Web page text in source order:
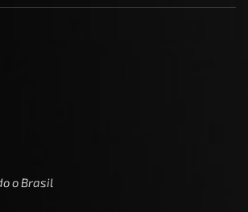
o Brasil